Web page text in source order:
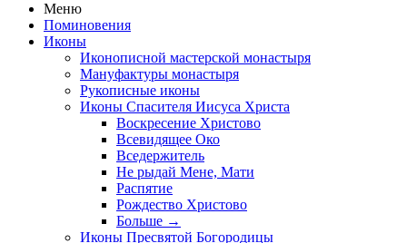
Меню
Поминовения
Иконы
Иконописной мастерской монастыря
Мануфактуры монастыря
Рукописные иконы
Иконы Спасителя Иисуса Христа
Воскресение Христово
Всевидящее Око
Вседержитель
Не рыдай Мене, Мати
Распятие
Рождество Христово
Больше →
Иконы Пресвятой Богородицы